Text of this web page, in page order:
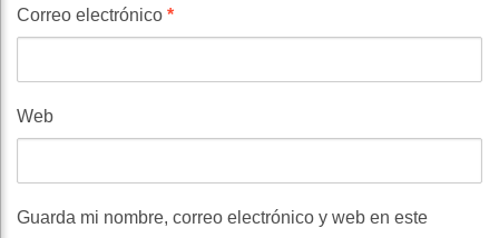
Correo electrónico *
Web
Guarda mi nombre, correo electrónico y web en este